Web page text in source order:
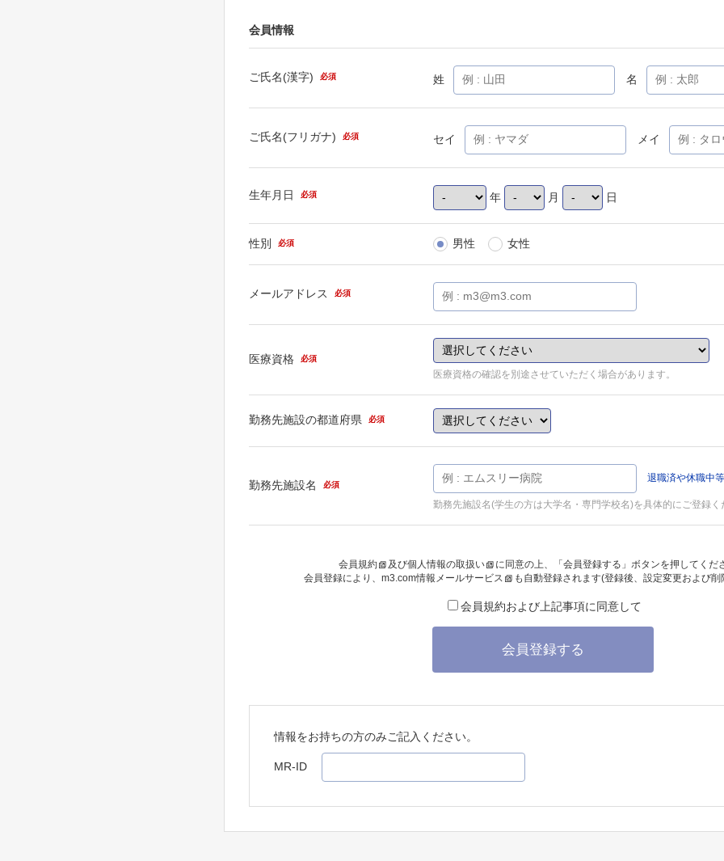
会員情報
ご氏名(漢字) 必須 姓 名
ご氏名(フリガナ) 必須 セイ メイ
生年月日 必須 年 月 日
性別 必須 男性 女性
メールアドレス 必須
医療資格 必須
医療資格の確認を別途させていただく場合があります。
勤務先施設の都道府県 必須
勤務先施設名 必須
退職済や休職中
勤務先施設名(学生の方は大学名・専門学校名)を具体的にご登録く
会員規約 及び個人情報の取扱い
に同意の上、「会員登録する」ボタンを押してくだ
会員登録により、 m3.com情報メールサービス も自動登録されます(登録後、設定変更および
会員規約および上記事項に同意して
会員登録する
情報をお持ちの方のみご記入ください。
MR-ID